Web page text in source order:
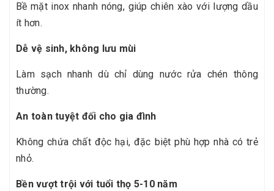
Bề mặt inox nhanh nóng, giúp chiên xào với lượng dầu
ít hơn.
Dễ vệ sinh, không lưu mùi
Làm sạch nhanh dù chỉ dùng nước rửa chén thông
thường.
An toàn tuyệt đối cho gia đình
Không chứa chất độc hại, đặc biệt phù hợp nhà có trẻ
nhỏ.
Bền vượt trội với tuổi thọ 5-10 năm